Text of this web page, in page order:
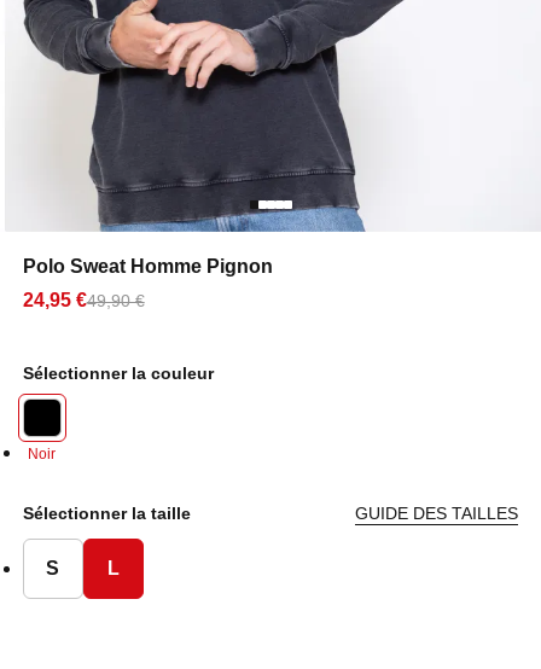
Polo Sweat Homme Pignon
24,95 €49,90 €
Sélectionner la couleur
Noir
Sélectionner la taille GUIDE DES TAILLES
S L